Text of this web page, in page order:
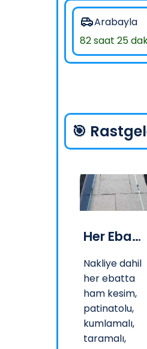
Arabayla
82 saat 25
🎯
Her Ebatta Kesimli Bazalt Plak
Nakliye dahil
her ebatta
ham kesim,
patinatolu,
kumlamalı,
taramalı,